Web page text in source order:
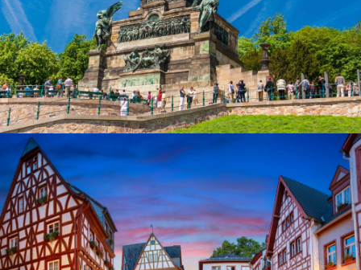
Niederwalddenkmal